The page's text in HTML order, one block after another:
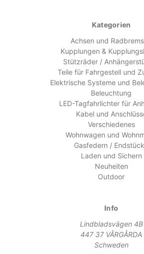
Kategorien
Achsen und
Kupplungen &
Stützräder /
Teile für Fahrgestell und
Elektrische Systeme und
Beleuchtung
LED-Tagfahrlichter für
Kabel und
Verschiedenes
Wohnwagen und
Gasfedern /
Laden und Sichern
Neuheiten
Outdoor
Info
Lindbladsvägen 4B
447 37 VÅRGÅRDA
Schweden